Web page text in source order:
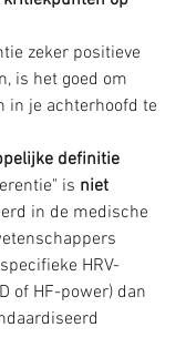
zeker positieve
is het goed om
in je achterhoofd te
definitie
is niet
in de medische
HRV-
of HF-power) dan